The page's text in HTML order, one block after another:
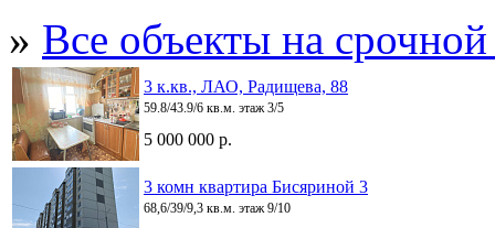
» Все объекты на
3 к.кв., ЛАО, Радищева, 88
59.8/43.9/6 кв.м. этаж 3/5
5 000 000 р.
3 комн квартира Бисяриной 3
68,6/39/9,3 кв.м. этаж 9/10